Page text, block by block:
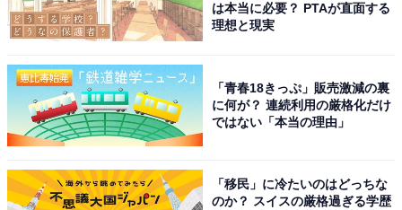
は本当に必要？ PTAが直面する
理想と現実
「青春18きっぷ」販売激減の裏
に何が？ 連続利用の厳格化だけ
ではない「本当の理由」
「移民」に冷たいのはどっちな
のか？ スイスの厳格過ぎる学歴